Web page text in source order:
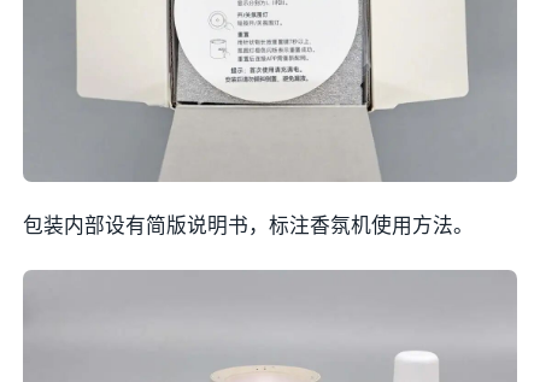
包装内部设有简版说明书，标注香氛机使用方法。